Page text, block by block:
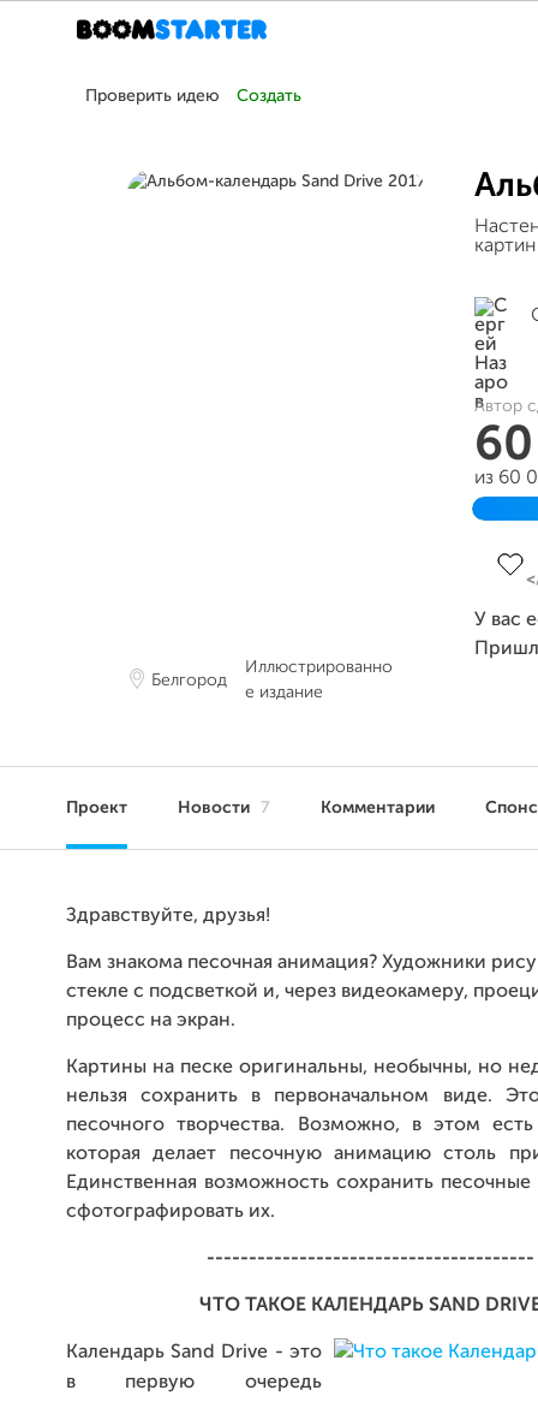
Проверить идею Создать
Белгород
Иллюстрированно
е издание
Автор
из 60
У вас
Проект Новости 7 Комментарии
Здравствуйте, друзья!
Вам знакома песочная анимация? Художники
стекле с подсветкой и, через видеокамеру,
процесс на экран.
Картины на песке оригинальны, необычны, но
нельзя сохранить в первоначальном виде.
песочного творчества. Возможно, в этом
которая делает песочную анимацию столь
Единственная возможность сохранить
сфотографировать их.
---------------------------------------
ЧТО ТАКОЕ КАЛЕНДАРЬ SAND
Календарь Sand Drive - это
в первую очередь